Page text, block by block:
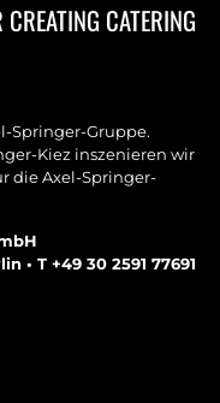
CATERING
Springer-Gruppe.
Kiez inszenieren wir
die Axel-Springer-
• T +49 30 2591 77691